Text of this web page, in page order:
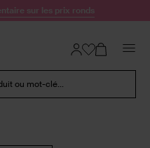
sur les prix ronds
ou mot-clé...